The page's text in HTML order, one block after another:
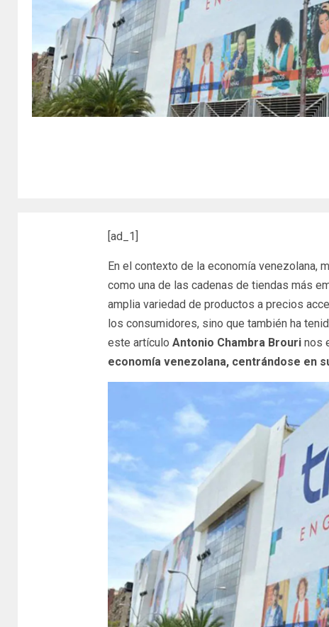
[ad_1]
En el contexto de la economía venezolana,
como una de las cadenas de tiendas más
amplia variedad de productos a precios
los consumidores, sino que también ha
este artículo Antonio Chambra Brourinos
economía venezolana, centrándose en